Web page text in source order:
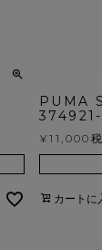
PUMA
¥11,000
カートに